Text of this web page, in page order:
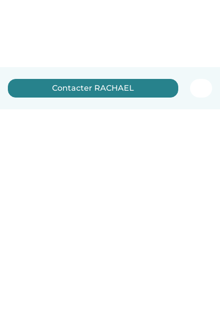
Contacter RACHAEL